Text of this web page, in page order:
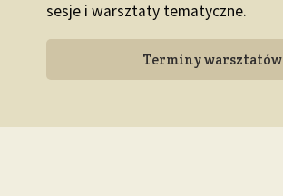
sesje i warsztaty tematyczne.
Terminy warsztatów